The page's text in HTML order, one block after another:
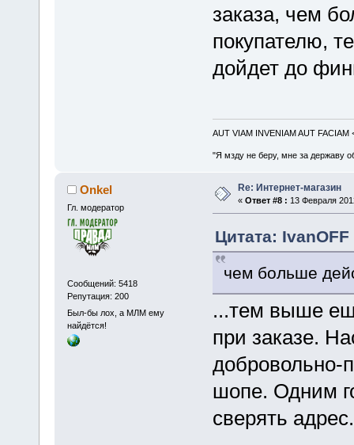
заказа, чем
покупателю,
дойдет до
AUT VIAM INVENIAM AUT FACIAM
"Я мзду не беру, мне за державу
Onkel
Гл. модератор
Сообщений: 5418
Репутация: 200
Был-бы лох, а МЛМ ему
найдётся!
Re: Интернет-магазин
« Ответ #8 : 13 Февраля
Цитата:
чем больше
...тем выше
при заказе.
добровольно-
шопе. Одним
сверять адрес.